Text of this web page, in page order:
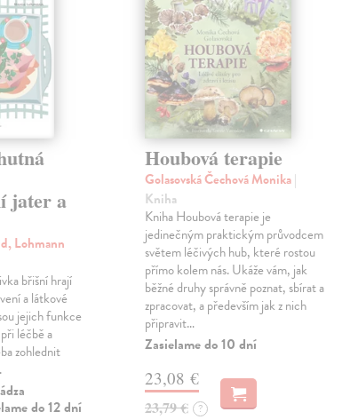
jater a
Lohmann
břišní hrají
a látkové
jejich funkce
léčbě a
zohlednit
do 12 dní
Houbová terapie
Golasovská Čechová Monika|
Kniha
Kniha Houbová terapie je
jedinečným praktickým průvodcem
světem léčivých hub, které rostou
přímo kolem nás. Ukáže vám, jak
běžné druhy správně poznat, sbírat a
zpracovat, a především jak z nich
připravit…
Zasielame do 10 dní
23,08 €
23,79 € ?